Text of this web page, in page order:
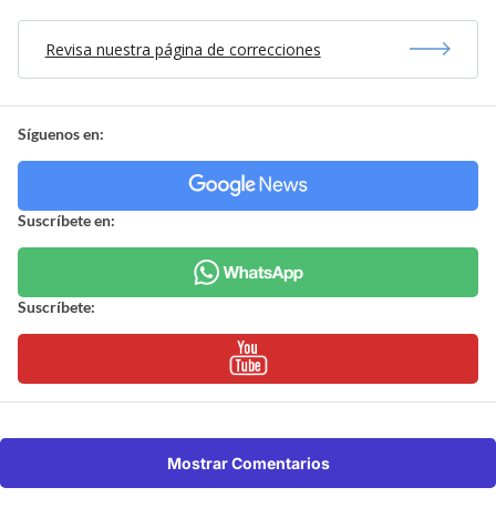
Revisa nuestra página de correcciones
Síguenos en:
Suscríbete en:
Suscríbete:
Mostrar Comentarios